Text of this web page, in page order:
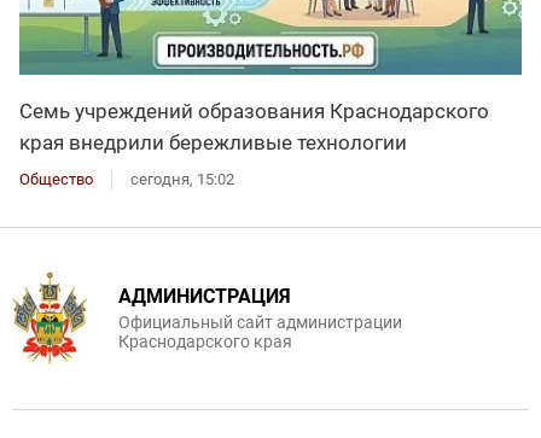
Семь учреждений образования Краснодарского
края внедрили бережливые технологии
Общество сегодня, 15:02
АДМИНИСТРАЦИЯ
Официальный сайт администрации
Краснодарского края